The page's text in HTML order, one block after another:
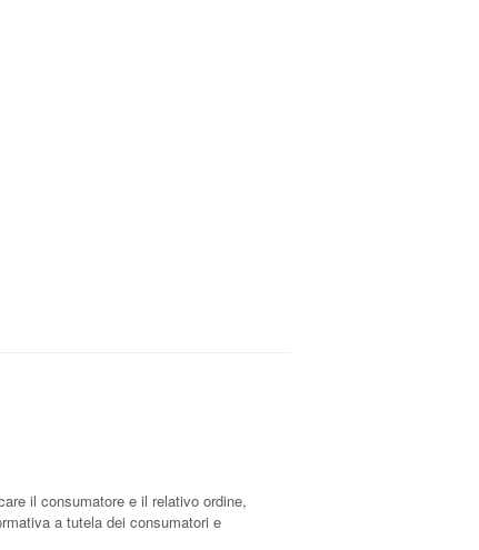
il consumatore e il relativo ordine,
a tutela dei consumatori e